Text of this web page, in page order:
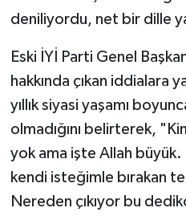
deniliyordu, net bir dille
Eski İYİ Parti Genel
hakkında çıkan iddialara
yıllık siyasi yaşamı
olmadığını belirterek,
yok ama işte Allah
kendi isteğimle bırakan
Nereden çıkıyor bu